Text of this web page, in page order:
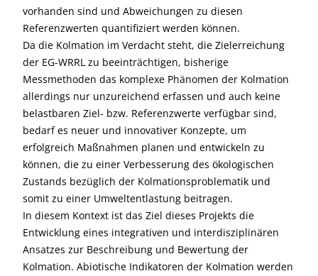
vorhanden sind und Abweichungen zu diesen
Referenzwerten quantifiziert werden können.
Da die Kolmation im Verdacht steht, die Zielerreichung
der EG-WRRL zu beeinträchtigen, bisherige
Messmethoden das komplexe Phänomen der Kolmation
allerdings nur unzureichend erfassen und auch keine
belastbaren Ziel- bzw. Referenzwerte verfügbar sind,
bedarf es neuer und innovativer Konzepte, um
erfolgreich Maßnahmen planen und entwickeln zu
können, die zu einer Verbesserung des ökologischen
Zustands bezüglich der Kolmationsproblematik und
somit zu einer Umweltentlastung beitragen.
In diesem Kontext ist das Ziel dieses Projekts die
Entwicklung eines integrativen und interdisziplinären
Ansatzes zur Beschreibung und Bewertung der
Kolmation. Abiotische Indikatoren der Kolmation werden